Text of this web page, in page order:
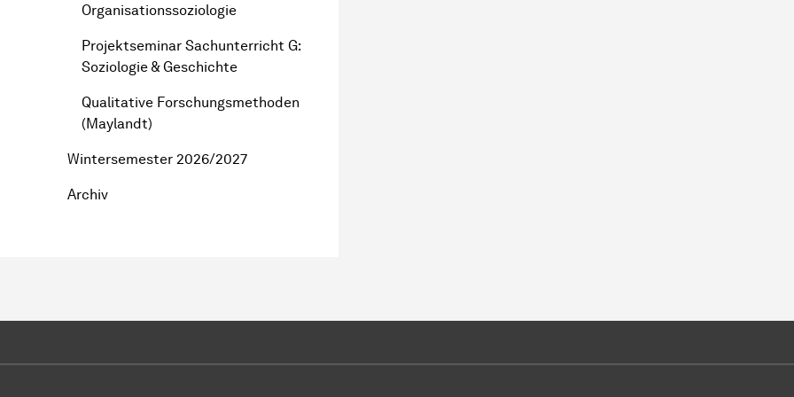
Organisationssoziologie
Projektseminar Sachunterricht G:
Soziologie & Geschichte
Qualitative Forschungsmethoden
(Maylandt)
Wintersemester 2026/2027
Archiv